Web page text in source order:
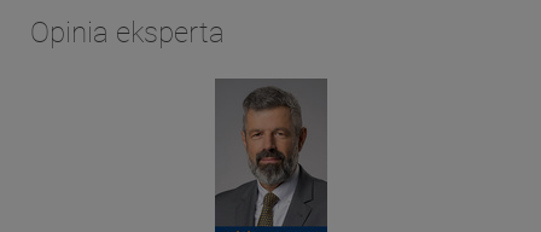
Opinia eksperta